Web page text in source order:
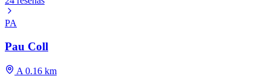
PA
Pau Coll
A 0.16 km